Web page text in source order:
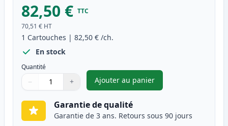
82,50 € TTC
70,51 € HT
1 Cartouches | 82,50 € /ch.
En stock
Quantité
Quantité
Utilisez les boutons pour ajuster
− +
Quantité
Ajouter au panier
,Brother TN423M toner
Garantie de qualité
Garantie de 3 ans. Retours sous 90 jours